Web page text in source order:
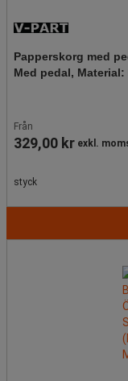
Papperskorg med
Med pedal,
Från
329,00 kr exkl.
styck